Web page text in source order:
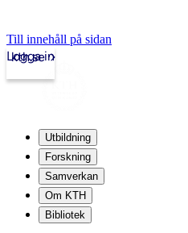
Till innehåll på sidan
kth.se
Logga in
Utbildning
Forskning
Samverkan
Om KTH
Bibliotek